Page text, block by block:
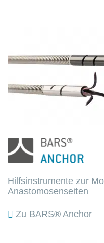
Hilfsinstrumente zur
Anastomosenseiten
Zu BARS® Anchor